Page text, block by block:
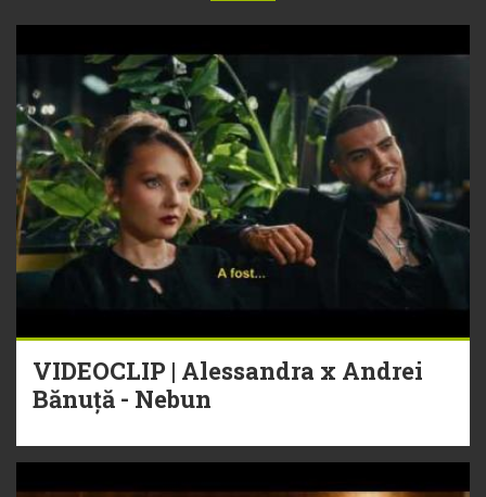
VIDEOCLIP | Alessandra x Andrei
Bănuță - Nebun